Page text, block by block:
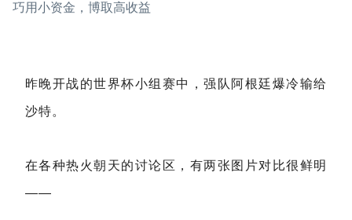
巧用小资金，博取高收益
昨晚开战的世界杯小组赛中，强队阿根廷爆冷输给
沙特。
在各种热火朝天的讨论区，有两张图片对比很鲜明
——